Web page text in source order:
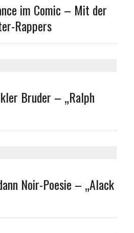
im Comic – Mit der
Rappers
Bruder – „Ralph
Noir-Poesie – „Alack